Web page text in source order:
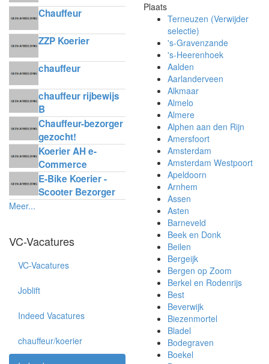
Chauffeur
ZZP Koerier
chauffeur
chauffeur rijbewijs
B
Chauffeur-bezorger
gezocht!
Koerier AH e-
Commerce
Delivery
E-Bike Koerier -
Scooter Bezorger
Meer...
VC-Vacatures
VC-Vacatures
Joblift
Indeed Vacatures
chauffeur/koerier
Plaats
Terneuzen (Verwijder
selectie)
's-Gravenzande
's-Heerenhoek
Aalden
Aarlanderveen
Alkmaar
Almelo
Almere
Alphen aan den Rijn
Amersfoort
Amsterdam
Amsterdam Westpoort
Apeldoorn
Arnhem
Assen
Asten
Barneveld
Beek en Donk
Beilen
Bergeijk
Bergen op Zoom
Berkel en Rodenrijs
Best
Beverwijk
Biezenmortel
Bladel
Bodegraven
Boekel